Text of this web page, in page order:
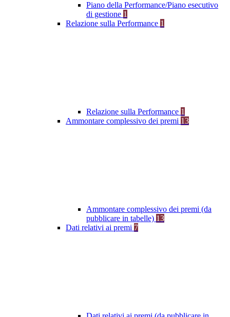
Piano della Performance/Piano esecutivo
di gestione 1
Relazione sulla Performance 1
Relazione sulla Performance 1
Ammontare complessivo dei premi 13
Ammontare complessivo dei premi (da
pubblicare in tabelle) 13
Dati relativi ai premi 7